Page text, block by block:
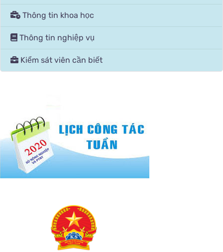
Thông tin khoa học
Thông tin nghiệp vụ
Kiểm sát viên cần biết